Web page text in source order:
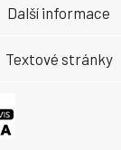
Další informace
Textové stránky